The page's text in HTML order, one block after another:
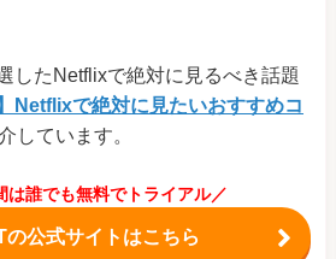
したNetflixで絶対に見るべき話題
Netflixで絶対に見たいおすすめコ
しています。
は誰でも無料でトライアル／
の公式サイトはこちら